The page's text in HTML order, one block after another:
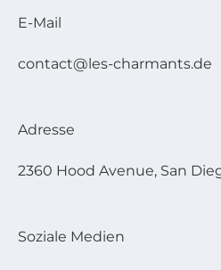
E-Mail
contact@les-charmants.de
Adresse
2360 Hood Avenue, San
Soziale Medien